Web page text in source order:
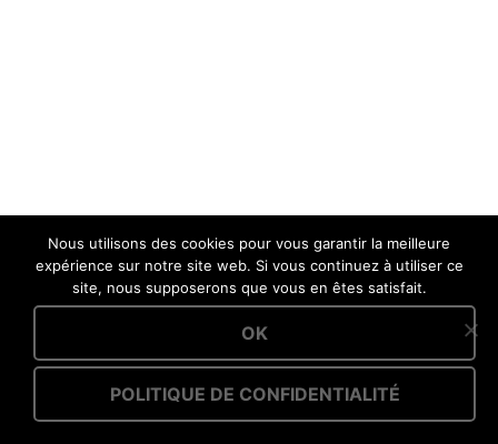
Nous utilisons des cookies pour vous garantir la meilleure
expérience sur notre site web. Si vous continuez à utiliser ce
site, nous supposerons que vous en êtes satisfait.
OK
POLITIQUE DE CONFIDENTIALITÉ